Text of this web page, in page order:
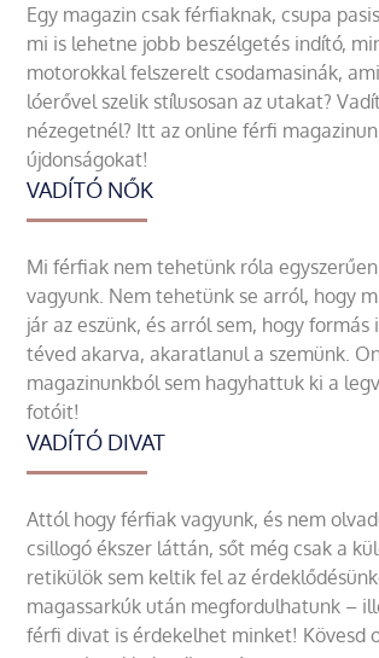
Egy magazin csak férfiaknak, csupa
mi is lehetne jobb beszélgetés indító,
motorokkal felszerelt csodamasinák,
lóerővel szelik stílusosan az utakat?
nézegetnél? Itt az online férfi
újdonságokat!
VADÍTÓ NŐK
Mi férfiak nem tehetünk róla
vagyunk. Nem tehetünk se arról, hogy
jár az eszünk, és arról sem, hogy formás
téved akarva, akaratlanul a szemünk.
magazinunkból sem hagyhattuk ki a
fotóit!
VADÍTÓ DIVAT
Attól hogy férfiak vagyunk, és nem
csillogó ékszer láttán, sőt még csak a
retikülök sem keltik fel az
magassarkúk után megfordulhatunk –
férfi divat is érdekelhet minket! Kövesd